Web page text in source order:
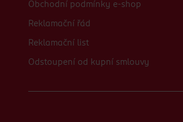
Obchodní podmínky e-shop
Reklamační řád
Reklamační list
Odstoupení od kupní smlouvy